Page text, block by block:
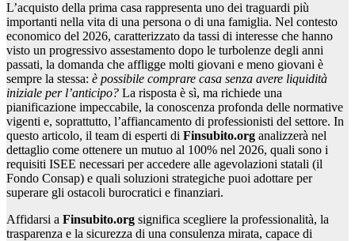
L’acquisto della prima casa rappresenta uno dei traguardi più
importanti nella vita di una persona o di una famiglia. Nel contesto
economico del 2026, caratterizzato da tassi di interesse che hanno
visto un progressivo assestamento dopo le turbolenze degli anni
passati, la domanda che affligge molti giovani e meno giovani è
sempre la stessa: è possibile comprare casa senza avere liquidità
iniziale per l’anticipo? La risposta è sì, ma richiede una
pianificazione impeccabile, la conoscenza profonda delle normative
vigenti e, soprattutto, l’affiancamento di professionisti del settore. In
questo articolo, il team di esperti di Finsubito.org analizzerà nel
dettaglio come ottenere un mutuo al 100% nel 2026, quali sono i
requisiti ISEE necessari per accedere alle agevolazioni statali (il
Fondo Consap) e quali soluzioni strategiche puoi adottare per
superare gli ostacoli burocratici e finanziari.
Affidarsi a Finsubito.org significa scegliere la professionalità, la
trasparenza e la sicurezza di una consulenza mirata, capace di